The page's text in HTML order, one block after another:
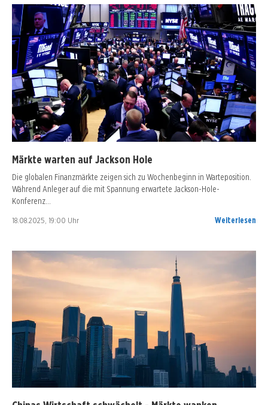
Märkte warten auf Jackson Hole
Die globalen Finanzmärkte zeigen sich zu Wochenbeginn in Warteposition.
Während Anleger auf die mit Spannung erwartete Jackson-Hole-
Konferenz…
18.08.2025, 19:00 Uhr Weiterlesen